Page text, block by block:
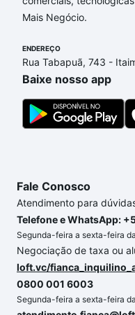
parcelas podem se
processo de compra,
custa comprar um
gente para comprar
segurança e
chaves.
Mais Negócio.
ENDEREÇO
Rua Tabapuã, 743 -
Baixe nosso app
Fale Conosco
Atendimento para
Telefone e WhatsApp:
Segunda-feira a sexta-feira
Negociação de taxa ou
loft.vc/
0800 001 6003
Segunda-feira a sexta-feira